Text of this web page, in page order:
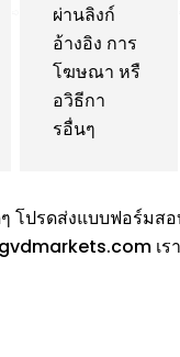
ผ่านลิงก์
อ้างอิง การ
โฆษณา หรื
อวิธีกา
รอื่นๆ
โปรดส่งแบบฟอร์มสอ
เ